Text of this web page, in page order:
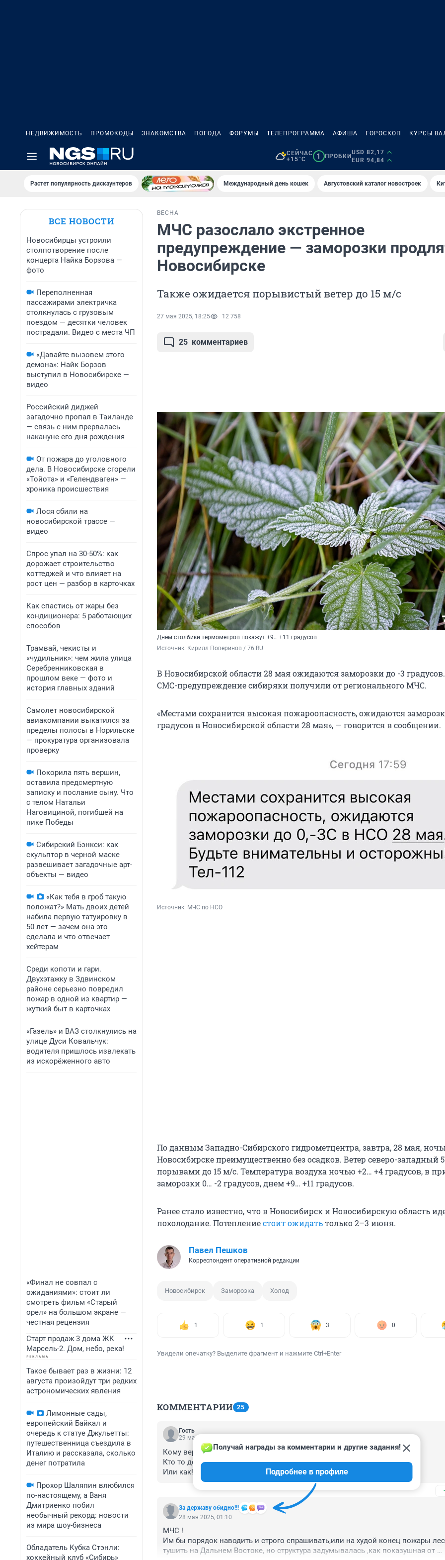
НЕДВИЖИМОСТЬ ПРОМОКОДЫ ЗНАКОМСТВА ПОГОДА ФОРУМЫ ТЕЛЕПРОГРАММА АФИША ГОРОСКОП КУРСЫ
СЕЙЧАС
+15°C
1 ПРОБКИ
USD 82,17
EUR 94,84
Растет популярность дискаунтеров Международный день кошек Августовский каталог новостроек
ВСЕ НОВОСТИ
Новосибирцы устроили
столпотворение после
концерта Найка Борзова —
фото
Переполненная
пассажирами электричка
столкнулась с грузовым
поездом — десятки человек
пострадали. Видео с места ЧП
«Давайте вызовем этого
демона»: Найк Борзов
выступил в Новосибирске —
видео
Российский диджей
загадочно пропал в Таиланде
— связь с ним прервалась
накануне его дня рождения
От пожара до уголовного
дела. В Новосибирске сгорели
«Тойота» и «Гелендваген» —
хроника происшествия
Лося сбили на
новосибирской трассе —
видео
Спрос упал на 30-50%: как
дорожает строительство
коттеджей и что влияет на
рост цен — разбор в карточках
Как спастись от жары без
кондиционера: 5 работающих
способов
Трамвай, чекисты и
«чудильник»: чем жила улица
Серебренниковская в
прошлом веке — фото и
история главных зданий
Самолет новосибирской
авиакомпании выкатился за
пределы полосы в Норильске
— прокуратура организовала
проверку
Покорила пять вершин,
оставила предсмертную
записку и послание сыну. Что
с телом Натальи
Наговициной, погибшей на
пике Победы
Сибирский Бэнкси: как
скульптор в черной маске
развешивает загадочные арт-
объекты — видео
«Как тебя в гроб такую
положат?» Мать двоих детей
набила первую татуировку в
50 лет — зачем она это
сделала и что отвечает
хейтерам
Среди копоти и гари.
Двухэтажку в Здвинском
районе серьезно повредил
пожар в одной из квартир —
жуткий быт в карточках
«Газель» и ВАЗ столкнулись на
улице Дуси Ковальчук:
водителя пришлось извлекать
из искорёженного авто
«Финал не совпал с
ожиданиями»: стоит ли
смотреть фильм «Старый
орел» на большом экране —
честная рецензия
Старт продаж 3 дома ЖК
Марсель-2. Дом, небо, река!
Такое бывает раз в жизни: 12
августа произойдут три редких
астрономических явления
Лимонные сады,
европейский Байкал и
очередь к статуе Джульетты:
путешественница съездила в
Италию и рассказала, сколько
денег потратила
Прохор Шаляпин влюбился
по-настоящему, а Ваня
Дмитриенко побил
необычный рекорд: новости
из мира шоу-бизнеса
Обладатель Кубка Стэнли:
хоккейный клуб «Сибирь»
ВЕСНА
МЧС разослало экстренное
предупреждение — заморозки
Новосибирске
Также ожидается порывистый ветер до 15 м/с
27 мая 2025, 18:25 12 758
25 комментариев
Днем столбики термометров покажут +9… +11 градусов
Источник: Кирилл Поверинов / 76.RU
В Новосибирской области 28 мая ожидаются заморозки до -3
СМС-предупреждение сибиряки получили от регионального МЧС.
«Местами сохранится высокая пожароопасность, ожидаются
градусов в Новосибирской области 28 мая», — говорится в сообщении.
Источник: МЧС по НСО
По данным Западно-Сибирского гидрометцентра, завтра, 28 мая,
Новосибирске преимущественно без осадков. Ветер северо-западный
порывами до 15 м/с. Температура воздуха ночью +2… +4 градусов, в
заморозки 0… -2 градусов, днем +9… +11 градусов.
Ранее стало известно, что в Новосибирск и Новосибирскую область
похолодание. Потеплениестоит ожидатьтолько 2–3 июня.
Павел Пешков
Корреспондент оперативной редакции
Новосибирск Заморозка Холод
1 1 3 0
Увидели опечатку? Выделите фрагмент и нажмите Ctrl+Enter
КОММЕНТАРИИ 25
Гость
29 мая 2025, 07:44
Кому верить то МЧС или синоптикам?
Кто то должен отвечать за похолодание?
Или как!?
За державу обидно!!!
Получай награды за комментарии и другие задания!
Подробнее в профиле
28 мая 2025, 01:10
МЧС !
Им бы порядок наводить и строго спрашивать,или на худой конец пожары
тушить на Дальнем Востоке, но структура задумывалась ,как показушная от